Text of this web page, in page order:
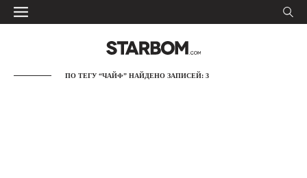
ПО ТЕГУ “ЧАЙФ” НАЙДЕНО ЗАПИСЕЙ: 3